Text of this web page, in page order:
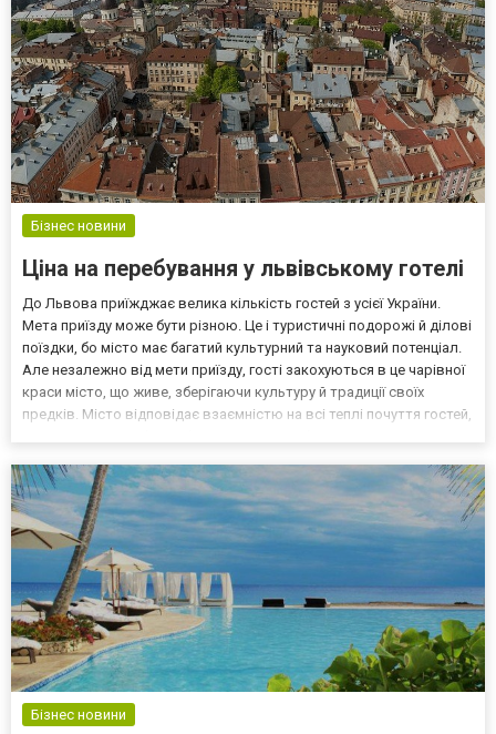
Бізнес новини
Ціна на перебування у львівському готелі
До Львова приїжджає велика кількість гостей з усієї України.
Мета приїзду може бути різною. Це і туристичні подорожі й ділові
поїздки, бо місто має багатий культурний та науковий потенціал.
Але незалежно від мети приїзду, гості закохуються в це чарівної
краси місто, що живе, зберігаючи культуру й традиції своїх
предків. Місто відповідає взаємністю на всі теплі почуття гостей,
Бізнес новини